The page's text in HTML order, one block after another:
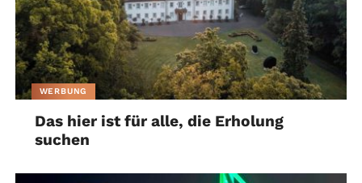
WERBUNG
Das hier ist für alle, die Erholung
suchen